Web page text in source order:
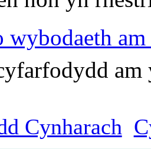
wybodaeth
Cynharach